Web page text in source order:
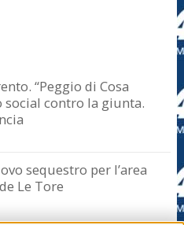
“Peggio di Cosa
social contro la giunta.
sequestro per l’area
Le Tore